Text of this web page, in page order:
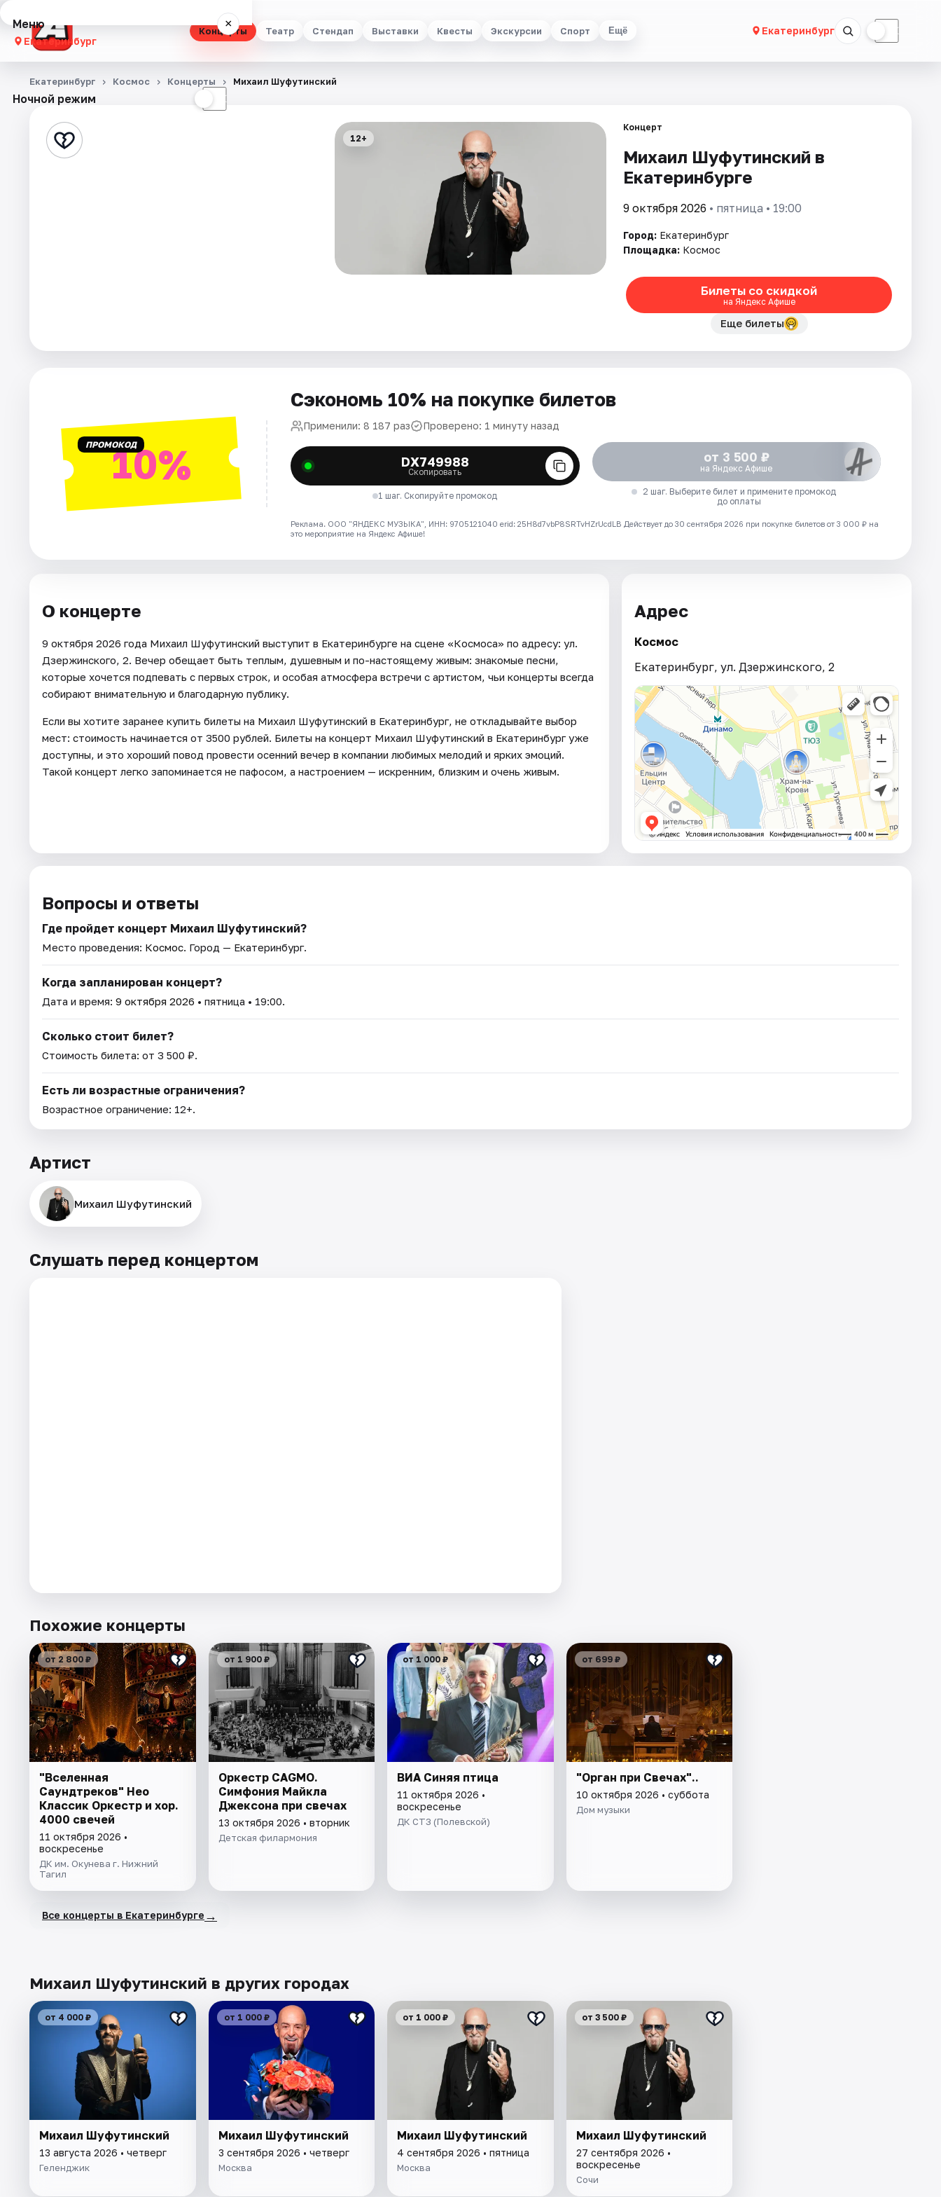
Концерты Театр Стендап Выставки Квесты Экскурсии Спорт Ещё Екатеринбург ☾
Меню ×
Екатеринбург
Концерты
Стендап
Города
Рейтинги
Ночной режим ☾
Екатеринбург Космос Концерты Михаил Шуфутинский
12+
Концерт
Михаил Шуфутинский в
Екатеринбурге
9 октября 2026 • пятница • 19:00
Город: Екатеринбург
Площадка: Космос
Билеты со скидкой
на Яндекс Афише
Еще билеты
ПРОМОКОД10%
Сэкономь 10% на покупке билетов
Применили: 8 187 раз Проверено: 1 минуту назад
DX749988
Скопировать
1 шаг. Скопируйте промокод
от 3 500 ₽
на Яндекс Афише
2 шаг. Выберите билет и примените промокод
до оплаты
Реклама. ООО "ЯНДЕКС МУЗЫКА", ИНН: 9705121040 erid: 25H8d7vbP8SRTvHZrUcdLB Действует до 30 сентября 2026 при покупке билетов от 3 000 ₽ на
это мероприятие на Яндекс Афише!
О концерте
9 октября 2026 года Михаил Шуфутинский выступит в Екатеринбурге на сцене «Космоса» по адресу: ул.
Дзержинского, 2. Вечер обещает быть теплым, душевным и по-настоящему живым: знакомые песни,
которые хочется подпевать с первых строк, и особая атмосфера встречи с артистом, чьи концерты всегда
собирают внимательную и благодарную публику.
Если вы хотите заранее купить билеты на Михаил Шуфутинский в Екатеринбург, не откладывайте выбор
мест: стоимость начинается от 3500 рублей. Билеты на концерт Михаил Шуфутинский в Екатеринбург уже
доступны, и это хороший повод провести осенний вечер в компании любимых мелодий и ярких эмоций.
Такой концерт легко запоминается не пафосом, а настроением — искренним, близким и очень живым.
Адрес
Космос
Екатеринбург, ул. Дзержинского, 2
Вопросы и ответы
Где пройдет концерт Михаил Шуфутинский?
Место проведения: Космос. Город — Екатеринбург.
Когда запланирован концерт?
Дата и время: 9 октября 2026 • пятница • 19:00.
Сколько стоит билет?
Стоимость билета: от 3 500 ₽.
Есть ли возрастные ограничения?
Возрастное ограничение: 12+.
Артист
Михаил Шуфутинский
Слушать перед концертом
Похожие концерты
от 2 800 ₽
"Вселенная
Саундтреков" Нео
Классик Оркестр и хор.
4000 свечей
11 октября 2026 •
воскресенье
ДК им. Окунева г. Нижний
Тагил
от 1 900 ₽
Оркестр CAGMO.
Симфония Майкла
Джексона при свечах
13 октября 2026 • вторник
Детская филармония
от 1 000 ₽
ВИА Синяя птица
11 октября 2026 •
воскресенье
ДК СТЗ (Полевской)
от 699 ₽
"Орган при Свечах"..
10 октября 2026 • суббота
Дом музыки
Все концерты в Екатеринбурге →
Михаил Шуфутинский в других городах
от 4 000 ₽
Михаил Шуфутинский
13 августа 2026 • четверг
Геленджик
от 1 000 ₽
Михаил Шуфутинский
3 сентября 2026 • четверг
Москва
от 1 000 ₽
Михаил Шуфутинский
4 сентября 2026 • пятница
Москва
от 3 500 ₽
Михаил Шуфутинский
27 сентября 2026 •
воскресенье
Сочи